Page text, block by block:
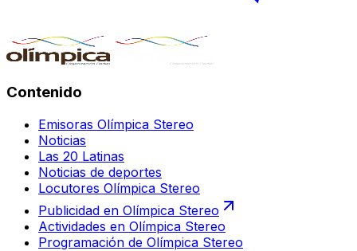
Contenido
Emisoras Olímpica Stereo
Noticias
Las 20 Latinas
Noticias de deportes
Locutores Olímpica Stereo
Publicidad en Olímpica Stereo
Actividades en Olímpica Stereo
Programación de Olímpica Stereo